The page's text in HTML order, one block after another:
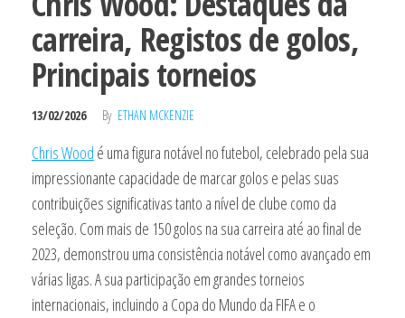
carreira, Registos de golos,
Principais torneios
13/02/2026 By ETHAN MCKENZIE
Chris Wood é uma figura notável no futebol, celebrado pela sua
impressionante capacidade de marcar golos e pelas suas
contribuições significativas tanto a nível de clube como da
seleção. Com mais de 150 golos na sua carreira até ao final de
2023, demonstrou uma consistência notável como avançado em
várias ligas. A sua participação em grandes torneios
internacionais, incluindo a Copa do Mundo da FIFA e o